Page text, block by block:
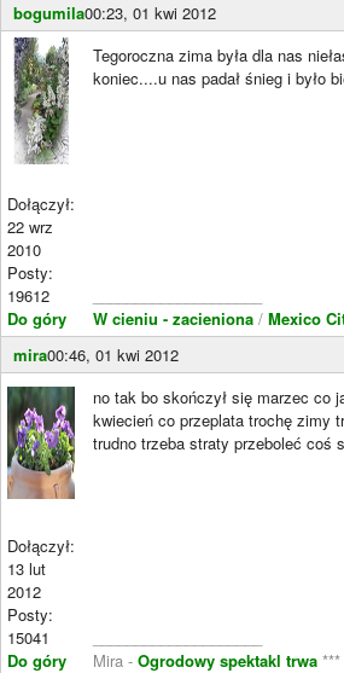
bogumila00:23, 01 kwi 2012
Dołączył:
22 wrz
2010
Posty:
19612
Do góry
Tegoroczna zima była dla nas
koniec....u nas padał śnieg i było
W cieniu - zacieniona / Mexico
mira00:46, 01 kwi 2012
Dołączył:
13 lut
2012
Posty:
15041
Do góry
no tak bo skończył się marzec co
kwiecień co przeplata trochę zimy
trudno trzeba straty przeboleć coś
Mira - Ogrodowy spektakl trwa ***